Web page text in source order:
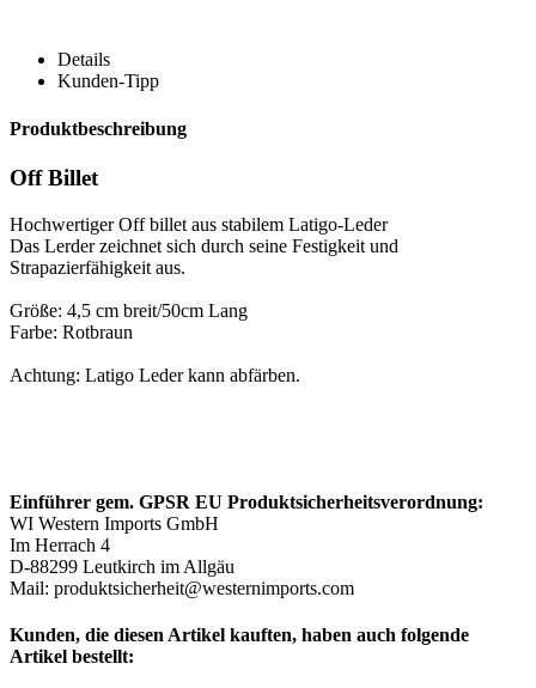
Details
Kunden-Tipp
Produktbeschreibung
Off Billet
Hochwertiger Off billet aus stabilem Latigo-Leder
Das Lerder zeichnet sich durch seine Festigkeit und
Strapazierfähigkeit aus.
Größe: 4,5 cm breit/50cm Lang
Farbe: Rotbraun
Achtung: Latigo Leder kann abfärben.
Einführer gem. GPSR EU Produktsicherheitsverordnung:
WI Western Imports GmbH
Im Herrach 4
D-88299 Leutkirch im Allgäu
Mail: produktsicherheit@westernimports.com
Kunden, die diesen Artikel kauften, haben auch folgende
Artikel bestellt: